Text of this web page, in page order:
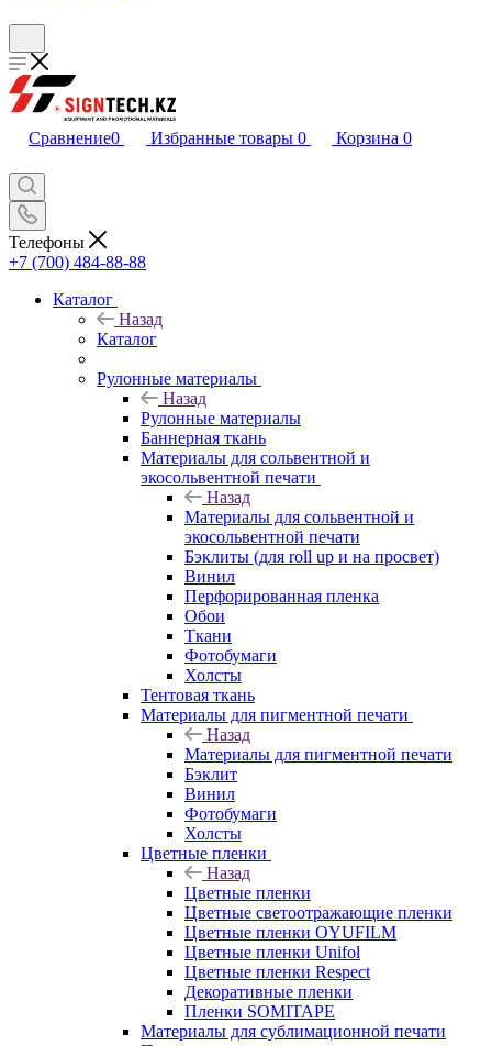
Сравнение0 Избранные товары 0 Корзина 0
Телефоны
+7 (700) 484-88-88
Каталог
Назад
Каталог
Рулонные материалы
Назад
Рулонные материалы
Баннерная ткань
Материалы для сольвентной и
экосольвентной печати
Назад
Материалы для сольвентной и
экосольвентной печати
Бэклиты (для roll up и на просвет)
Винил
Перфорированная пленка
Обои
Ткани
Фотобумаги
Холсты
Тентовая ткань
Материалы для пигментной печати
Назад
Материалы для пигментной печати
Бэклит
Винил
Фотобумаги
Холсты
Цветные пленки
Назад
Цветные пленки
Цветные светоотражающие пленки
Цветные пленки OYUFILM
Цветные пленки Unifol
Цветные пленки Respect
Декоративные пленки
Пленки SOMITAPE
Материалы для сублимационной печати